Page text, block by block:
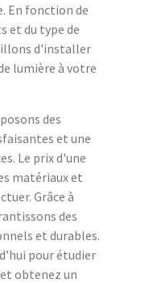
En fonction de
et du type de
d'installer
lumière à votre
des
et une
Le prix d'une
matériaux et
Grâce à
des
et durables.
pour étudier
obtenez un